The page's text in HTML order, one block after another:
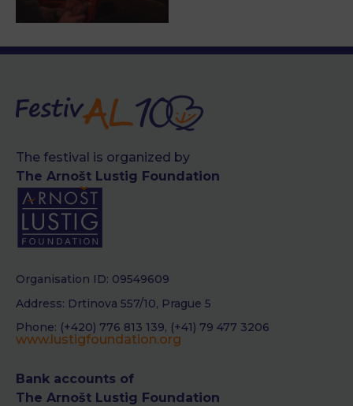
The festival is organized by
The Arnošt Lustig Foundation
Organisation ID: 09549609
Address: Drtinova 557/10, Prague 5
Phone: (+420) 776 813 139, (+41) 79 477 3206
www.lustigfoundation.org
Bank accounts of
The Arnošt Lustig Foundation